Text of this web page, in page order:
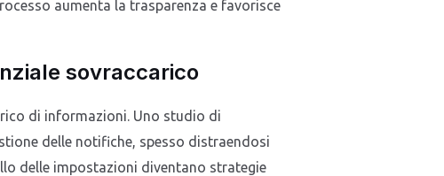
aumenta la trasparenza e favorisce
sovraccarico
di informazioni. Uno studio di
delle notifiche, spesso distraendosi
delle impostazioni diventano strategie